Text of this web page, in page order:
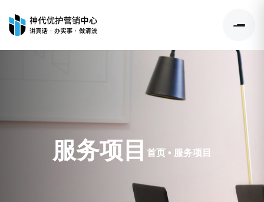
服务项目 首页 • 服务项目